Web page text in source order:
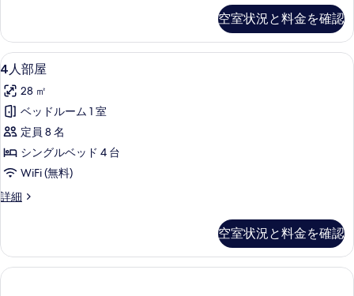
写
真
を
表
示
す
る
す
べ
て
の
写
真
を
示
る
詳
細
ム
の
す
べ
て
の
写
真
を
す
る
ダ
ブ
ル
ル
ー
ム
の
詳
細
空室状況と料金を確認
4
人
部
屋
の
す
べ
て
写
真
4人部屋 | 1 室のベッドルーム、羽毛
4
4人部屋
28 ㎡
ベッドルーム 1 室
定員 8 名
シングルベッド 4 台
WiFi (無料)
詳細
4
の
詳
細
空室状況と料金を確認